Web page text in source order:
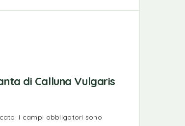
di Calluna Vulgaris
I campi obbligatori sono